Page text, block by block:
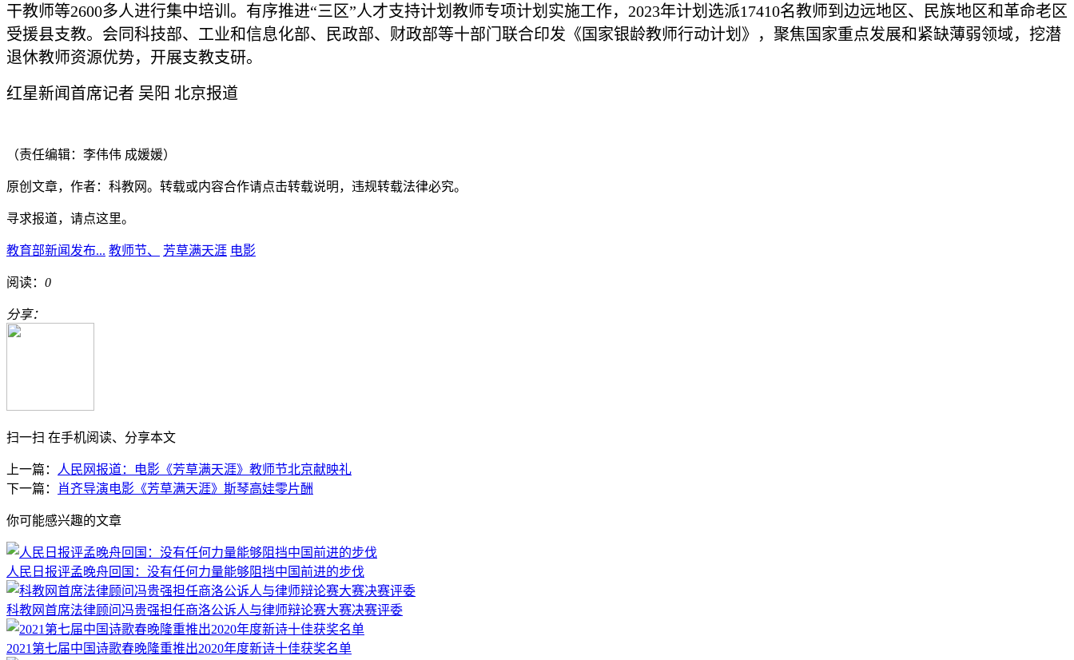
干教师等2600多人进行集中培训。有序推进“三区”人才支持计划教师专项计划实施工作，2023年计划选派17410名教师到边远地区、民族地区和革命老区
受援县支教。会同科技部、工业和信息化部、民政部、财政部等十部门联合印发《国家银龄教师行动计划》，聚焦国家重点发展和紧缺薄弱领域，挖潜
退休教师资源优势，开展支教支研。
红星新闻首席记者 吴阳 北京报道
（责任编辑：李伟伟 成媛媛）
原创文章，作者：科教网。转载或内容合作请点击转载说明，违规转载法律必究。
寻求报道，请点这里。
教育部新闻发布... 教师节、 芳草满天涯 电影
阅读： 0
分享：
扫一扫 在手机阅读、分享本文
上一篇：
人民网报道：电影《芳草满天涯》教师节北京献映礼
下一篇：
肖齐导演电影《芳草满天涯》斯琴高娃零片酬
你可能感兴趣的文章
人民日报评孟晚舟回国：没有任何力量能够阻挡中国前进的步伐
科教网首席法律顾问冯贵强担任商洛公诉人与律师辩论赛大赛决赛评委
2021第七届中国诗歌春晚隆重推出2020年度新诗十佳获奖名单